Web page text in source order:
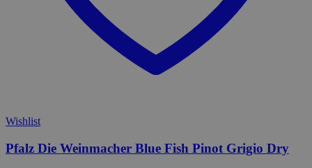
Wishlist
Pfalz Die Weinmacher Blue Fish Pinot Grigio Dry